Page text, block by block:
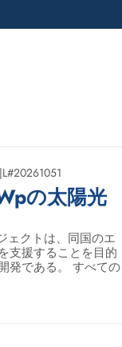
|L#20261051
の太陽光
ェクトは、同国のエ
支援することを目的
発である。 すべての